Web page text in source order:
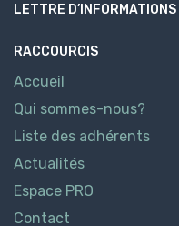
LETTRE D’INFORMATIONS
RACCOURCIS
Accueil
Qui sommes-nous?
Liste des adhérents
Actualités
Espace PRO
Contact